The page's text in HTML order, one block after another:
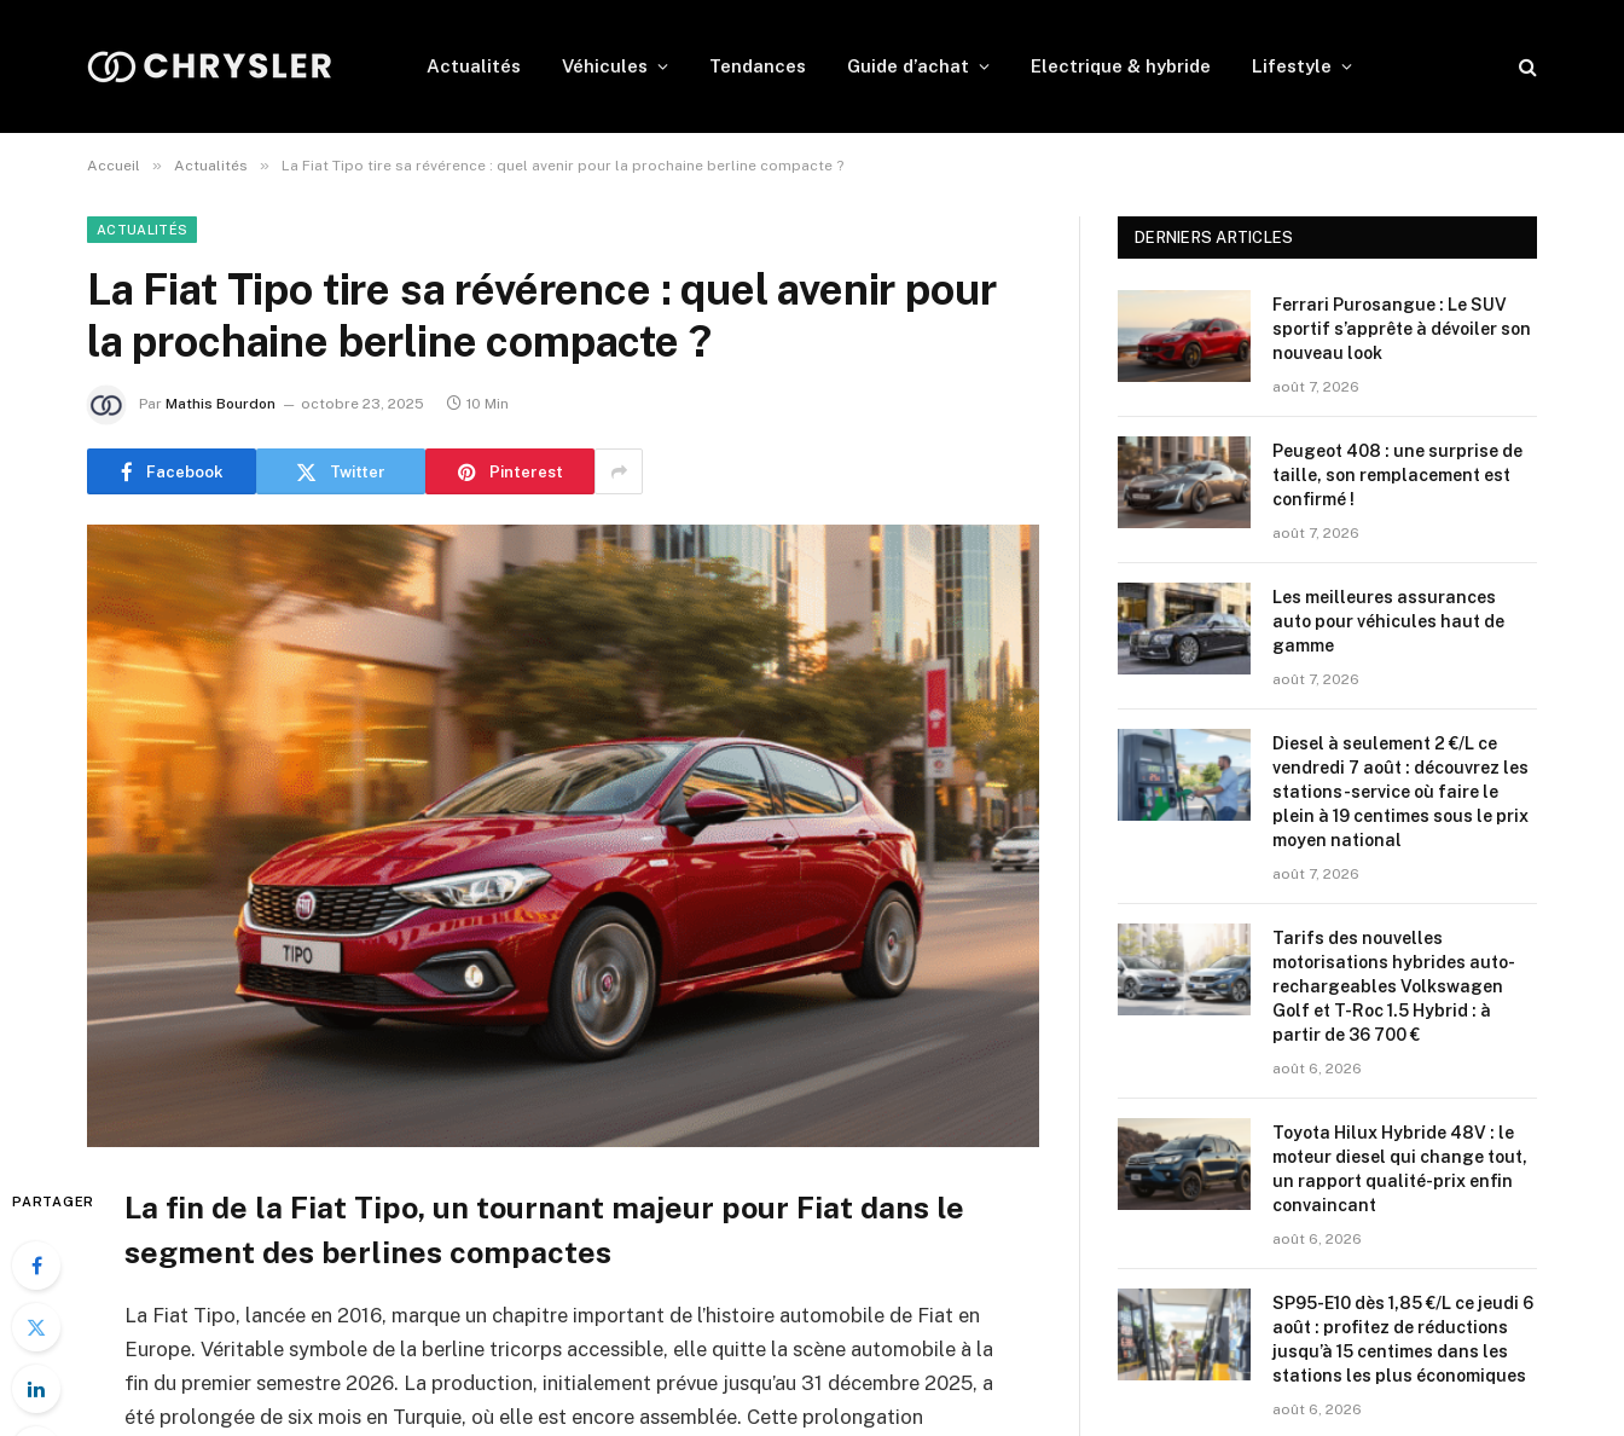
Actualités Véhicules Tendances Guide d’achat Electrique & hybride Lifestyle
Accueil » Actualités » La Fiat Tipo tire sa révérence : quel avenir pour la prochaine berline compacte ?
ACTUALITÉS
La Fiat Tipo tire sa révérence : quel avenir pour
la prochaine berline compacte ?
Par Mathis Bourdon octobre 23, 2025 10 Min
Facebook Twitter Pinterest
PARTAGER
La fin de la Fiat Tipo, un tournant majeur pour Fiat dans le
segment des berlines compactes
La Fiat Tipo, lancée en 2016, marque un chapitre important de l’histoire automobile de Fiat en
Europe. Véritable symbole de la berline tricorps accessible, elle quitte la scène automobile à la
fin du premier semestre 2026. La production, initialement prévue jusqu’au 31 décembre 2025, a
été prolongée de six mois en Turquie, où elle est encore assemblée. Cette prolongation
DERNIERS ARTICLES
Ferrari Purosangue : Le SUV
sportif s’apprête à dévoiler son
nouveau look
août 7, 2026
Peugeot 408 : une surprise de
taille, son remplacement est
confirmé !
août 7, 2026
Les meilleures assurances
auto pour véhicules haut de
gamme
août 7, 2026
Diesel à seulement 2 €/L ce
vendredi 7 août : découvrez les
stations-service où faire le
plein à 19 centimes sous le prix
moyen national
août 7, 2026
Tarifs des nouvelles
motorisations hybrides auto-
rechargeables Volkswagen
Golf et T-Roc 1.5 Hybrid : à
partir de 36 700 €
août 6, 2026
Toyota Hilux Hybride 48V : le
moteur diesel qui change tout,
un rapport qualité-prix enfin
convaincant
août 6, 2026
SP95-E10 dès 1,85 €/L ce jeudi 6
août : profitez de réductions
jusqu’à 15 centimes dans les
stations les plus économiques
août 6, 2026